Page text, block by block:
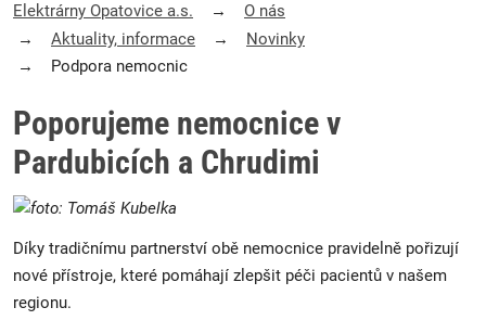
Elektrárny Opatovice a.s.
O nás
Aktuality, informace
Novinky
Podpora nemocnic
Poporujeme nemocnice v
Pardubicích a Chrudimi
Díky tradičnímu partnerství obě nemocnice pravidelně pořizují
nové přístroje, které pomáhají zlepšit péči pacientů v našem
regionu.